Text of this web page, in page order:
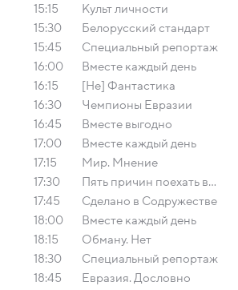
15:15
Культ личности
15:30
Белорусский стандарт
15:45
Специальный репортаж
16:00
Вместе каждый день
16:15
[Не] Фантастика
16:30
Чемпионы Евразии
16:45
Вместе выгодно
17:00
Вместе каждый день
17:15
Мир. Мнение
17:30
Пять причин поехать в...
17:45
Сделано в Содружестве
18:00
Вместе каждый день
18:15
Обману. Нет
18:30
Специальный репортаж
18:45
Евразия. Дословно